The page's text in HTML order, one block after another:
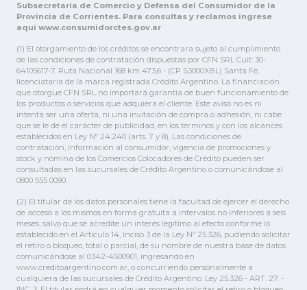
Subsecretaría de Comercio y Defensa del Consumidor de la
Provincia de Corrientes. Para consultas y reclamos ingrese
aquí www.consumidorctes.gov.ar
(1) El otorgamiento de los créditos se encontrara sujeto al cumplimiento
de las condiciones de contratación dispuestas por CFN SRL Cuit: 30-
64105617-7. Ruta Nacional 168 km 473,6 - (CP S3000XBL) Santa Fe,
licenciataria de la marca registrada Crédito Argentino. La financiación
que otorgue CFN SRL no importará garantía de buen funcionamiento de
los productos o servicios que adquiera el cliente. Este aviso no es ni
intenta ser una oferta, ni una invitación de compra o adhesión, ni cabe
que se le de el carácter de publicidad, en los términos y con los alcances
establecidos en Ley Nº 24.240 (arts. 7 y 8). Las condiciones de
contratación, información al consumidor, vigencia de promociones y
stock y nómina de los Comercios Colocadores de Crédito pueden ser
consultadas en las sucursales de Crédito Argentino o comunicándose al
0800 555 0090.
(2) El titular de los datos personales tiene la facultad de ejercer el derecho
de acceso a los mismos en forma gratuita a intervalos no inferiores a seis
meses, salvo que se acredite un interés legítimo al efecto conforme lo
establecido en el Artículo 14, Inciso 3 de la Ley Nº 25.326, pudiendo solicitar
el retiro o bloqueo, total o parcial, de su nombre de nuestra base de datos
comunicándose al 0342-4500901, ingresando en
www.creditoargentino.com.ar, o concurriendo personalmente a
cualquiera de las sucursales de Crédito Argentino. Ley 25.326 - ART. 27. -